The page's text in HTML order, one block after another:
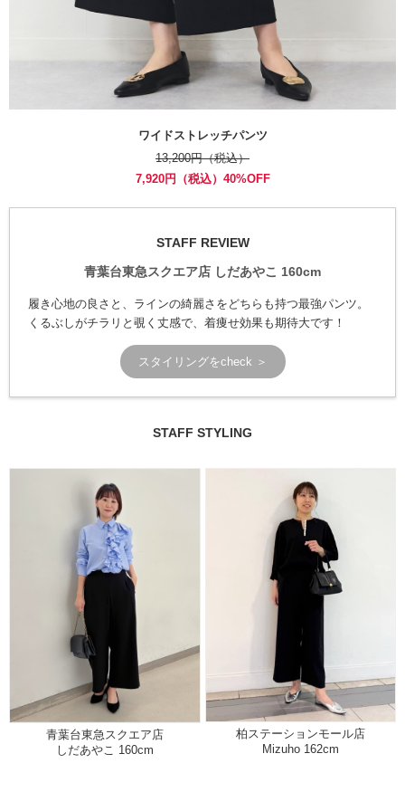
ワイドストレッチパンツ
13,200円（税込）
7,920円（税込）40%OFF
STAFF REVIEW
青葉台東急スクエア店 しだあやこ 160cm
履き心地の良さと、ラインの綺麗さをどちらも持つ最強パンツ。
くるぶしがチラリと覗く丈感で、着痩せ効果も期待大です！
スタイリングをcheck ＞
STAFF STYLING
青葉台東急スクエア店
しだあやこ 160cm
柏ステーションモール店
Mizuho 162cm